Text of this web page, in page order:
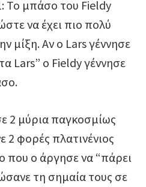
Το μπάσο του Fieldy
να έχει πιο πολύ
μίξη. Αν ο Lars γέννησε
Lars” ο Fieldy γέννησε
2 μύρια παγκοσμίως
2 φορές πλατινένιος
που ο άργησε να “πάρει
τη σημαία τους σε